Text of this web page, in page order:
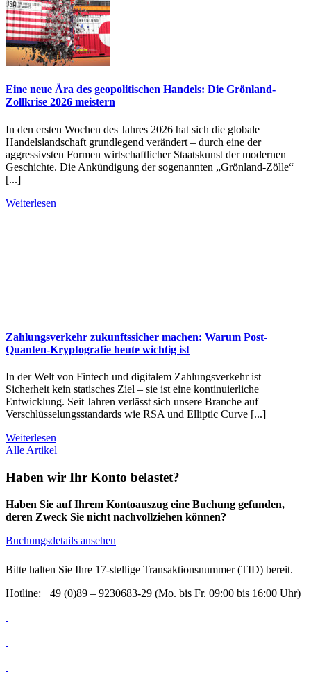
Eine neue Ära des geopolitischen Handels: Die Grönland-
Zollkrise 2026 meistern
In den ersten Wochen des Jahres 2026 hat sich die globale
Handelslandschaft grundlegend verändert – durch eine der
aggressivsten Formen wirtschaftlicher Staatskunst der modernen
Geschichte. Die Ankündigung der sogenannten „Grönland-Zölle“
[...]
Weiterlesen
Zahlungsverkehr zukunftssicher machen: Warum Post-
Quanten-Kryptografie heute wichtig ist
In der Welt von Fintech und digitalem Zahlungsverkehr ist
Sicherheit kein statisches Ziel – sie ist eine kontinuierliche
Entwicklung. Seit Jahren verlässt sich unsere Branche auf
Verschlüsselungsstandards wie RSA und Elliptic Curve [...]
Weiterlesen
Alle Artikel
Haben wir Ihr Konto belastet?
Haben Sie auf Ihrem Kontoauszug eine Buchung gefunden,
deren Zweck Sie nicht nachvollziehen können?
Buchungsdetails ansehen
Bitte halten Sie Ihre 17-stellige Transaktionsnummer (TID) bereit.
Hotline: +49 (0)89 – 9230683-29 (Mo. bis Fr. 09:00 bis 16:00 Uhr)